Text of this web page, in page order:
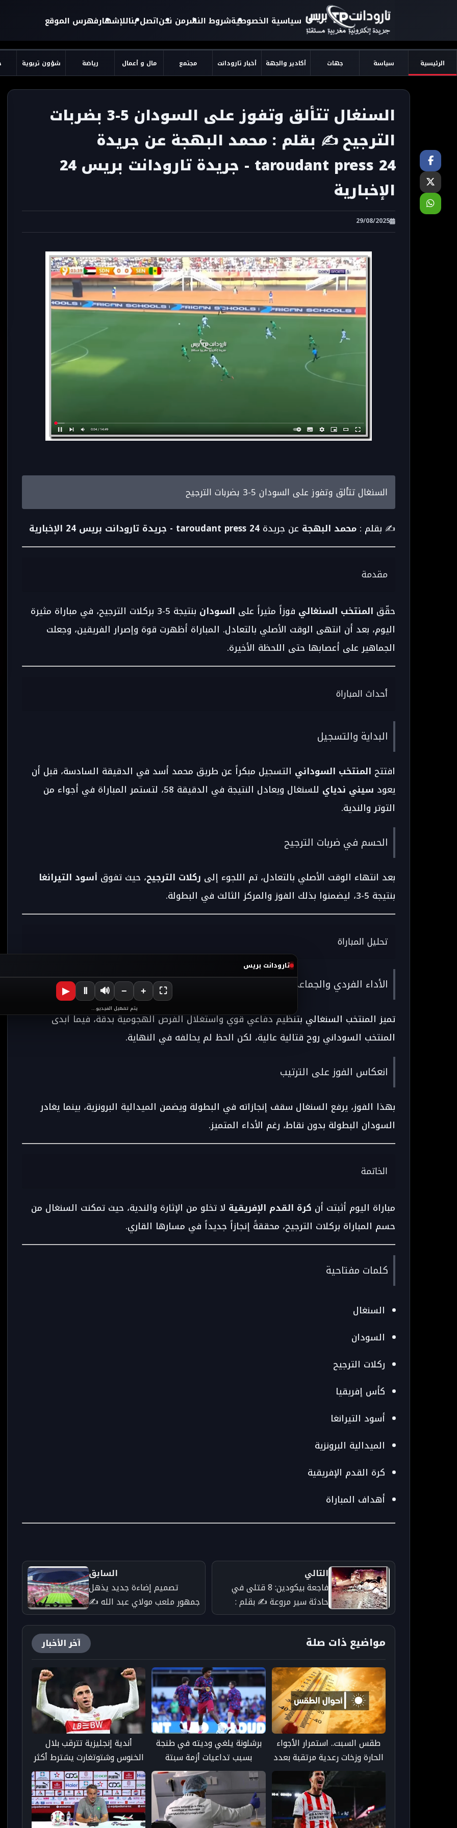
سياسية الخصوصيةشروط النشرمن نحناتصل بناللإشهارفهرس الموقع
الرئيسية سياسة جهات أكادير والجهة أخبار تارودانت مجتمع مال و أعمال رياضة شؤون تربوية
السنغال تتألق وتفوز على السودان 5-3 بضربات
الترجيح ✍️ بقلم : محمد البهجة عن جريدة
taroudant press 24 - جريدة تارودانت بريس 24
الإخبارية
29/08/2025
السنغال تتألق وتفوز على السودان 5-3 بضربات الترجيح
✍️ بقلم : محمد البهجة عن جريدة taroudant press 24 - جريدة تارودانت بريس 24 الإخبارية
مقدمة
حقّق المنتخب السنغالي فوزاً مثيراً على السودان
بنتيجة 5-3 بركلات الترجيح، في مباراة مثيرة
اليوم، بعد أن انتهى الوقت الأصلي بالتعادل. المباراة أظهرت قوة وإصرار الفريقين، وجعلت
الجماهير على أعصابها حتى اللحظة الأخيرة.
أحداث المباراة
البداية والتسجيل
افتتح المنتخب السوداني التسجيل مبكراً عن طريق محمد أسد في الدقيقة السادسة، قبل أن
يعود سيني ندياي
للسنغال ويعادل النتيجة في الدقيقة 58، لتستمر المباراة في أجواء من
التوتر والندية.
الحسم في ضربات الترجيح
بعد انتهاء الوقت الأصلي بالتعادل، تم اللجوء إلى ركلات الترجيح، حيث تفوق أسود التيرانغا
بنتيجة 5-3، ليضمنوا بذلك الفوز والمركز الثالث في البطولة.
تحليل المباراة
الأداء الفردي والجماعي
تميز المنتخب السنغالي بتنظيم دفاعي قوي واستغلال الفرص الهجومية بدقة، فيما أبدى
المنتخب السوداني روح قتالية عالية، لكن الحظ لم يحالفه في النهاية.
انعكاس الفوز على الترتيب
بهذا الفوز، يرفع السنغال سقف إنجازاته في البطولة ويضمن الميدالية البرونزية، بينما يغادر
السودان البطولة بدون نقاط، رغم الأداء المتميز.
الخاتمة
مباراة اليوم أثبتت أن كرة القدم الإفريقية لا تخلو من الإثارة والندية، حيث تمكنت السنغال من
حسم المباراة بركلات الترجيح، محققةً إنجازاً جديداً في مسارها القاري.
كلمات مفتاحية
السنغال
السودان
ركلات الترجيح
كأس إفريقيا
أسود التيرانغا
الميدالية البرونزية
كرة القدم الإفريقية
أهداف المباراة
التالي
فاجعة بيكودين: 8 قتلى في
حادثة سير مروعة ✍️ بقلم :
محمد البهجة عن جريدة
taroudant press 24 - جريدة
تارودانت بريس 24 الإخبارية
السابق
تصميم إضاءة جديد يذهل
جمهور ملعب مولاي عبد الله ✍️
بقلم : محمد البهجة عن جريدة
taroudant press 24 - جريدة
مواضيع ذات صلة آخر الأخبار
طقس السبت.. استمرار الأجواء
الحارة وزخات رعدية مرتقبة بعدد
من مناطق المملكة
برشلونة يلغي وديته في طنجة
بسبب تداعيات أزمة سبتة
أندية إنجليزية تترقب بلال
الخنوس وشتوتغارت يشترط أكثر
من 60 مليون يورو
تارودانت بريس
▶ Ⅱ 🔊 − + ⛶
يتم تشغيل الفيديو...